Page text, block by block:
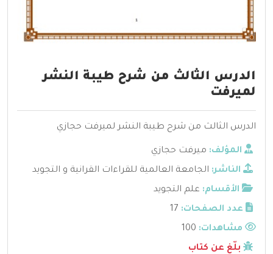
الدرس الثالث من شرح طيبة النشر
لميرفت
الدرس الثالث من شرح طيبة النشر لميرفت حجازي
المؤلف: ميرفت حجازي
الناشر: الجامعة العالمية للقراءات القرانية و التجويد
الأقسام: علم التجويد
عدد الصفحات: 17
مشاهدات:
بلّغ عن كتاب